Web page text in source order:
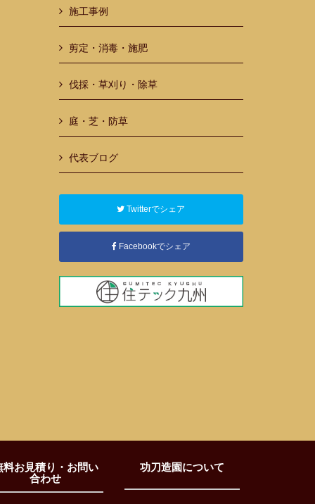
施工事例
剪定・消毒・施肥
伐採・草刈り・除草
庭・芝・防草
代表ブログ
Twitterでシェア
Facebookでシェア
料お見積り・お問い
合わせ
功刀造園について